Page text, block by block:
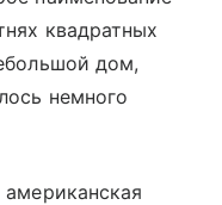
квадратных
дом,
немного